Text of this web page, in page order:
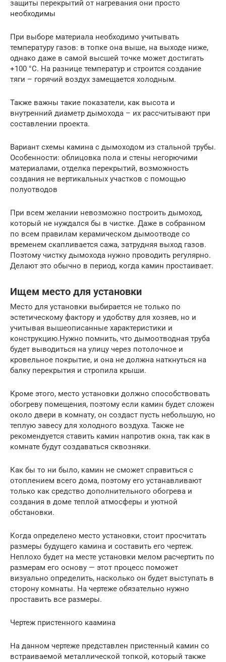
защиты перекрытий от нагревания они просто
необходимы
При выборе материала необходимо учитывать
температуру газов: в топке она выше, на выходе ниже,
однако даже в самой высшей точке может достигать
+100 °С. На разнице температур и строится создание
тяги – горячий воздух замещается холодным.
Также важны такие показатели, как высота и
внутренний диаметр дымохода – их рассчитывают при
составлении проекта.
Вариант схемы камина с дымоходом из стальной трубы.
Особенности: облицовка пола и стены негорючими
материалами, отделка перекрытий, возможность
создания не вертикальных участков с помощью
полуотводов
При всем желании невозможно построить дымоход,
который не нуждался бы в чистке. Даже в собранном
по всем правилам керамическом дымоотводе со
временем скапливается сажа, затрудняя выход газов.
Поэтому чистку дымохода нужно проводить регулярно.
Делают это обычно в период, когда камин простаивает.
Ищем место для установки
Место для установки выбирается не только по
эстетическому фактору и удобству для хозяев, но и
учитывая вышеописанные характеристики и
конструкцию.Нужно помнить, что дымоотводная труба
будет выводиться на улицу через потолочное и
кровельное покрытие, и она не должна наткнуться на
балку перекрытия и стропила крыши.
Кроме этого, место установки должно способствовать
обогреву помещения, поэтому если камин будет сложен
около двери в комнату, он создаст пусть небольшую, но
теплую завесу для холодного воздуха. Также не
рекомендуется ставить камин напротив окна, так как в
комнате будут создаваться сквозняки.
Как бы то ни было, камин не сможет справиться с
отоплением всего дома, поэтому его устанавливают
только как средство дополнительного обогрева и
создания в доме теплой атмосферы и уютной
обстановки.
Когда определено место установки, стоит просчитать
размеры будущего камина и составить его чертеж.
Неплохо будет на месте установки мелом расчертить по
размерам его основу — этот процесс поможет
визуально определить, насколько он будет выступать в
сторону комнаты. На чертеже обязательно нужно
проставить все размеры.
Чертеж пристенного каамина
На данном чертеже представлен пристенный камин со
встраиваемой металлической топкой, который также